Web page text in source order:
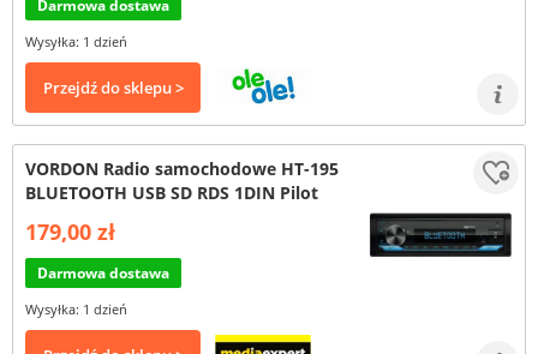
Darmowa dostawa
Wysyłka: 1 dzień
Przejdź do sklepu >
VORDON Radio samochodowe HT-195
BLUETOOTH USB SD RDS 1DIN Pilot
179,00 zł
Darmowa dostawa
Wysyłka: 1 dzień